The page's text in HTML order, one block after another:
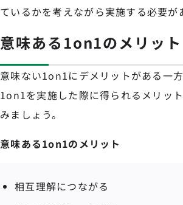
ているかを考えながら実施する必要が
意味ある1on1のメリット
意味ない1on1にデメリットがある一
1on1を実施した際に得られるメリッ
みましょう。
意味ある1on1のメリット
相互理解につながる